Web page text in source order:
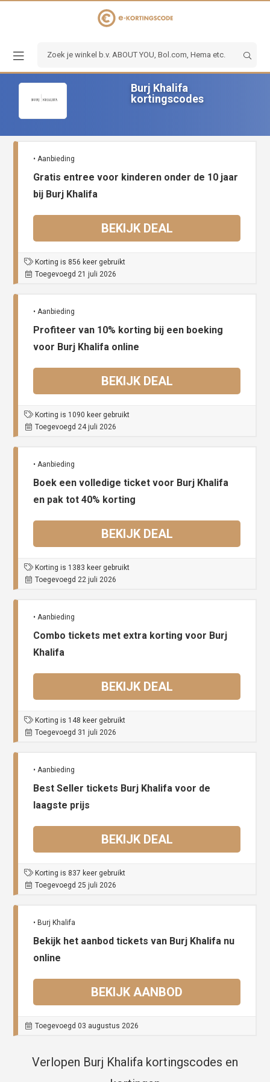
Burj Khalifa
kortingscodes
• Aanbieding
Gratis entree voor kinderen onder de 10 jaar
bij Burj Khalifa
BEKIJK DEAL
Korting is 856 keer gebruikt
Toegevoegd 21 juli 2026
• Aanbieding
Profiteer van 10% korting bij een boeking
voor Burj Khalifa online
BEKIJK DEAL
Korting is 1090 keer gebruikt
Toegevoegd 24 juli 2026
• Aanbieding
Boek een volledige ticket voor Burj Khalifa
en pak tot 40% korting
BEKIJK DEAL
Korting is 1383 keer gebruikt
Toegevoegd 22 juli 2026
• Aanbieding
Combo tickets met extra korting voor Burj
Khalifa
BEKIJK DEAL
Korting is 148 keer gebruikt
Toegevoegd 31 juli 2026
• Aanbieding
Best Seller tickets Burj Khalifa voor de
laagste prijs
BEKIJK DEAL
Korting is 837 keer gebruikt
Toegevoegd 25 juli 2026
• Burj Khalifa
Bekijk het aanbod tickets van Burj Khalifa nu
online
BEKIJK AANBOD
Toegevoegd 03 augustus 2026
Verlopen Burj Khalifa kortingscodes en